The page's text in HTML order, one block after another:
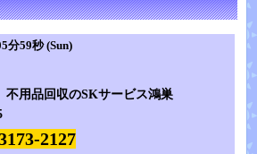
59秒 (Sun)
用品回収のSKサービス鴻巣
2127